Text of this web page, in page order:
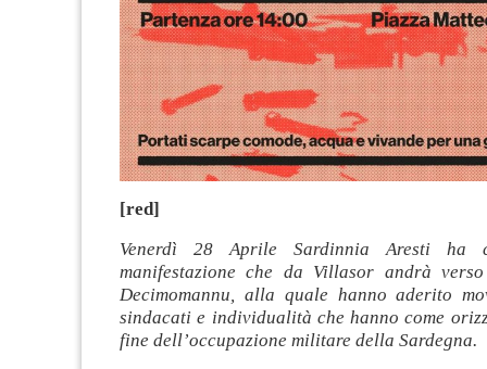
[red]
Venerdì 28 Aprile Sardinnia Aresti ha
manifestazione che da Villasor andrà
Decimomannu, alla quale hanno aderito
sindacati e individualità che hanno come
fine dell’occupazione militare della Sardegna.